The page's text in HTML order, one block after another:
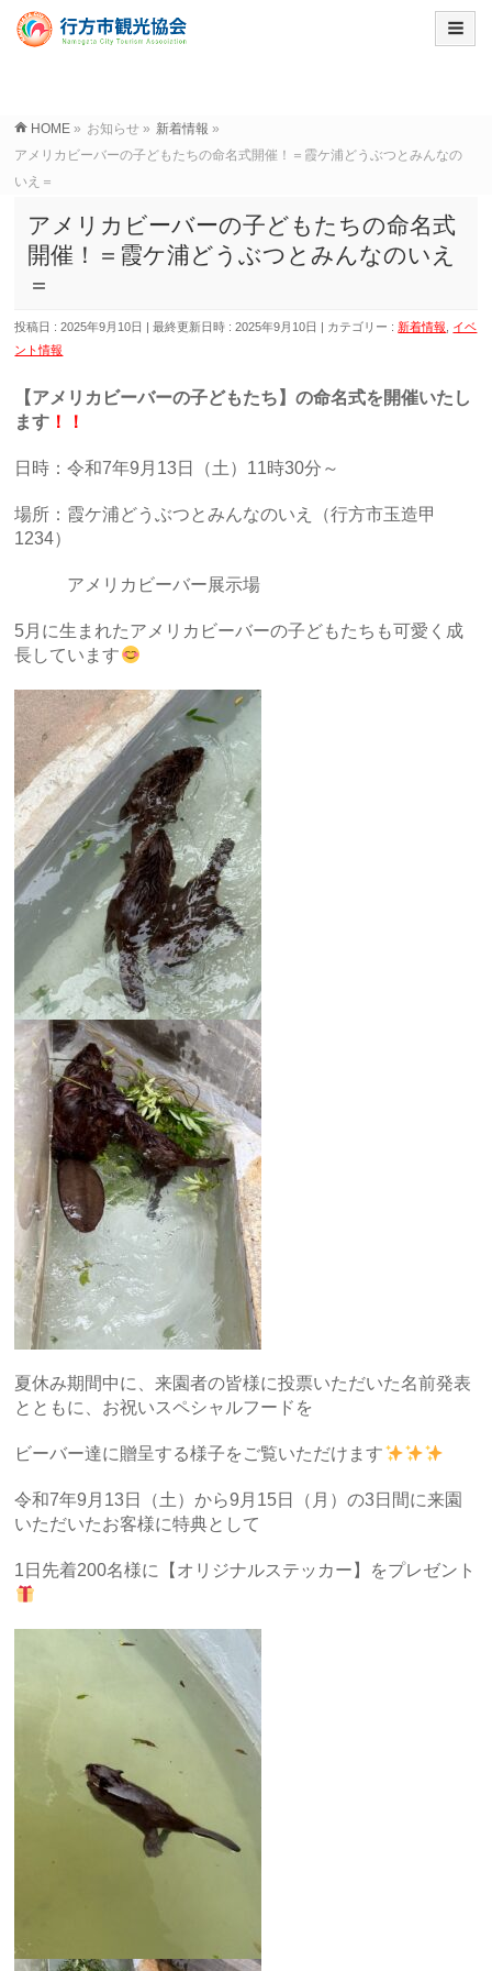
HOME » お知らせ » 新着情報 »
アメリカビーバーの子どもたちの命名式開催！＝霞ケ浦どうぶつとみんなの
いえ＝
アメリカビーバーの子どもたちの命名式
開催！＝霞ケ浦どうぶつとみんなのいえ
＝
投稿日 : 2025年9月10日 最終更新日時 : 2025年9月10日 カテゴリー : 新着情報
イベ
ント情報
【アメリカビーバーの子どもたち】の命名式を開催いたし
ます ！！
日時：令和7年9月13日（土）11時30分～
場所：霞ケ浦どうぶつとみんなのいえ（行方市玉造甲
1234）
アメリカビーバー展示場
5月に生まれたアメリカビーバーの子どもたちも可愛く成
長しています
夏休み期間中に、来園者の皆様に投票いただいた名前発表
とともに、お祝いスペシャルフードを
ビーバー達に贈呈する様子をご覧いただけます
令和7年9月13日（土）から9月15日（月）の3日間に来園
いただいたお客様に特典として
1日先着200名様に【オリジナルステッカー】をプレゼント